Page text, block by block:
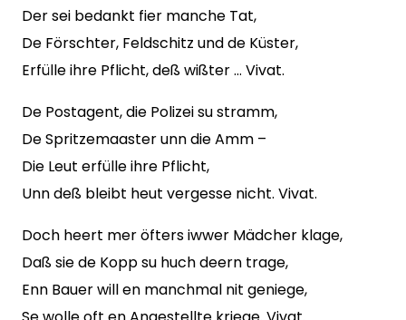
Der sei bedankt fier manche Tat,
De Förschter, Feldschitz und de Küster,
Erfülle ihre Pflicht, deß wißter … Vivat.
De Postagent, die Polizei su stramm,
De Spritzemaaster unn die Amm –
Die Leut erfülle ihre Pflicht,
Unn deß bleibt heut vergesse nicht. Vivat.
Doch heert mer öfters iwwer Mädcher klage,
Daß sie de Kopp su huch deern trage,
Enn Bauer will en manchmal nit geniege,